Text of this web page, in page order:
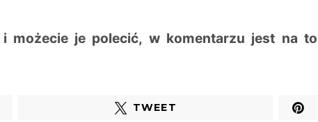
możecie je polecić, w komentarzu jest na to
TWEET